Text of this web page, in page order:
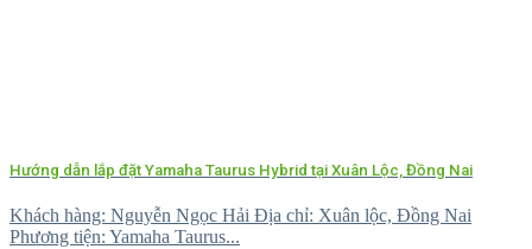
Hướng dẫn lắp đặt Yamaha Taurus Hybrid tại Xuân Lộc, Đồng Nai
Khách hàng: Nguyễn Ngọc Hải Địa chỉ: Xuân lộc, Đồng Nai
Phương tiện: Yamaha Taurus...